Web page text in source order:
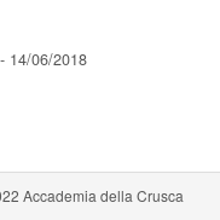
14/06/2018
Accademia della Crusca